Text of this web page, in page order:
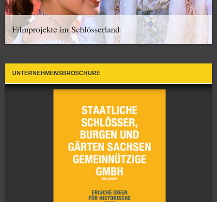
Filmprojekte im Schlösserland
UNTERNEHMENSBROSCHÜRE